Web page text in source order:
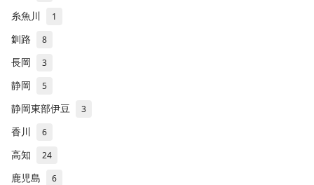
糸魚川 1
釧路 8
長岡 3
静岡 5
静岡東部伊豆 3
香川 6
高知 24
鹿児島 6